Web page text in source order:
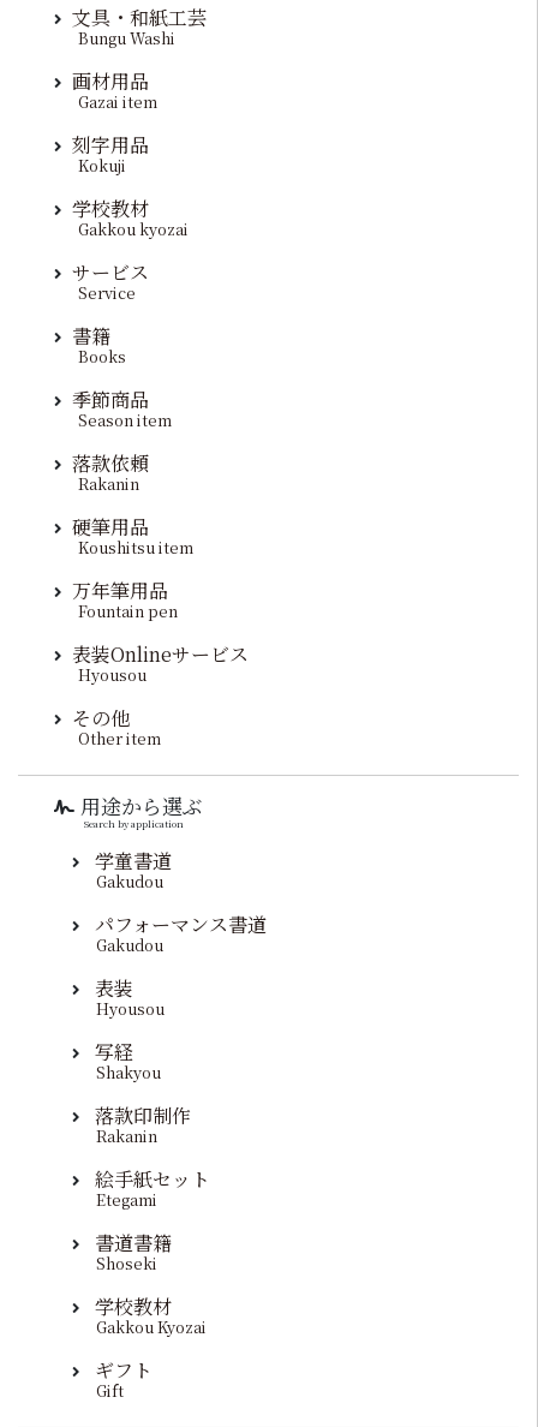
文具・和紙工芸
Bungu Washi
画材用品
Gazai item
刻字用品
Kokuji
学校教材
Gakkou kyozai
サービス
Service
書籍
Books
季節商品
Season item
落款依頼
Rakanin
硬筆用品
Koushitsu item
万年筆用品
Fountain pen
表装Onlineサービス
Hyousou
その他
Other item
用途から選ぶ
Search by application
学童書道
Gakudou
パフォーマンス書道
Gakudou
表装
Hyousou
写経
Shakyou
落款印制作
Rakanin
絵手紙セット
Etegami
書道書籍
Shoseki
学校教材
Gakkou Kyozai
ギフト
Gift